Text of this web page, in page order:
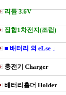
리튬 3.6V
집합1차전지(조립)
■ 배터리 외 eLse ↓
충전기 Charger
배터리홀더 Holder